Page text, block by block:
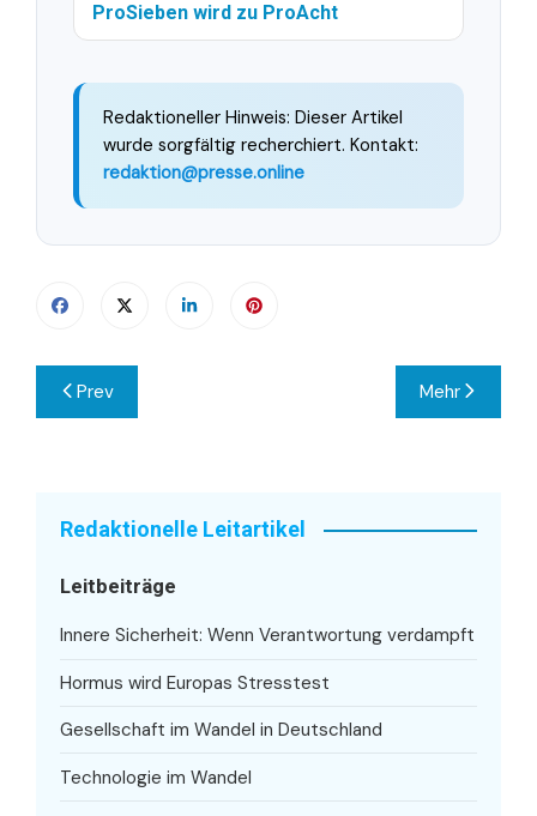
ProSieben wird zu ProAcht
Redaktioneller Hinweis: Dieser Artikel
wurde sorgfältig recherchiert. Kontakt:
redaktion@presse.online
Beitragsnavigation
Prev Mehr
Redaktionelle Leitartikel
Leitbeiträge
Innere Sicherheit: Wenn Verantwortung verdampft
Hormus wird Europas Stresstest
Gesellschaft im Wandel in Deutschland
Technologie im Wandel